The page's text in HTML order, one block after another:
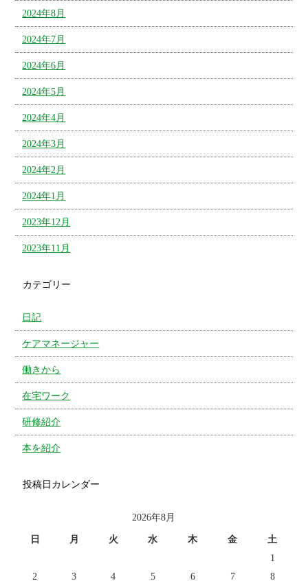
2024年8月
2024年7月
2024年6月
2024年5月
2024年4月
2024年3月
2024年2月
2024年1月
2023年12月
2023年11月
カテゴリー
日記
ケアマネージャー
働きから
在宅ワーク
研修紹介
本を紹介
投稿日カレンダー
2026年8月
日 月 火 水 木 金
土
1
2
3 4 5 6 7 8